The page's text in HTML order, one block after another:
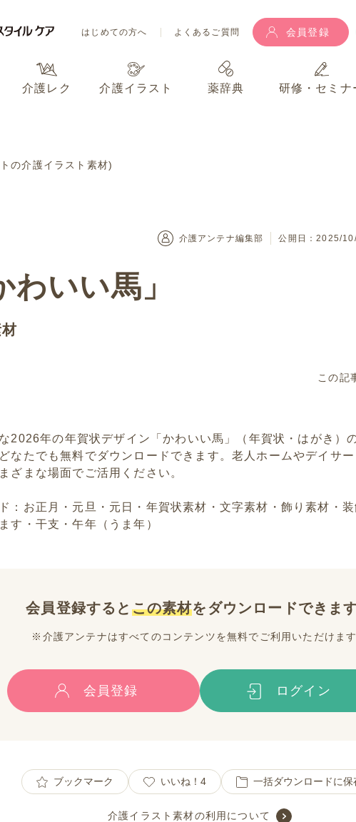
はじめての方へ よくあるご質問 会員登録
介護レク 介護イラスト 薬辞典 研修・セミナ
の介護イラスト素材)
介護アンテナ編集部 公開日：2025/
いい馬」
この記
2026年の年賀状デザイン「かわいい馬」（年賀状・はがき）
なたでも無料でダウンロードできます。老人ホームやデイサ
ざまな場面でご活用ください。
：お正月・元旦・元日・年賀状素材・文字素材・飾り素材・
す・干支・午年（うま年）
会員登録すると この素材をダウンロードできます
※介護アンテナはすべてのコンテンツを無料でご利用いただけます
会員登録 ログイン
ブックマーク いいね！ 4 一括ダウンロードに保
介護イラスト素材の利用について